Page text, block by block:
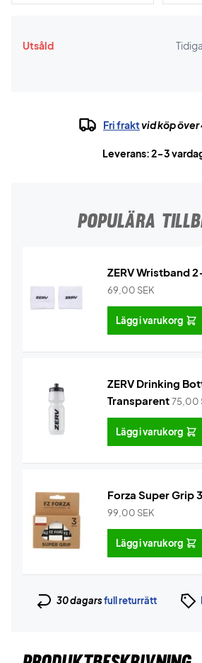
Utsåld
Fri fraktvid köp över
Leverans: 2-3
POPULÄRA
ZERV Wristband
69,00 SEK
Lägg i varukorg
ZERV Drinking
Transparent75,00
Lägg i varukorg
Forza Super Grip
99,00 SEK
Lägg i varukorg
30 dagarsfull returrätt